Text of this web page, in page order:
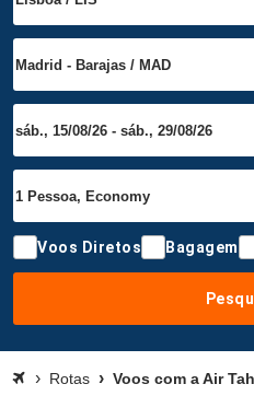
Voos Diretos Bagagem
Rotas Voos com a Air